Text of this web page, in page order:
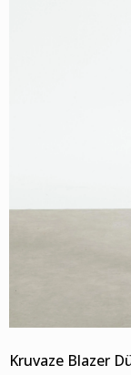
Kruvaze Blazer